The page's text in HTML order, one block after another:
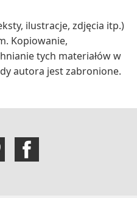
ilustracje, zdjęcia itp.)
Kopiowanie,
tych materiałów w
autora jest zabronione.